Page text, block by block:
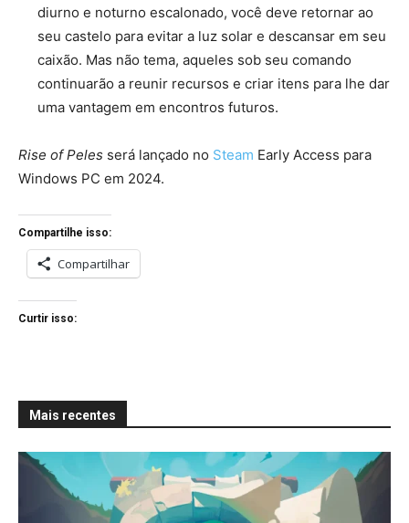
diurno e noturno escalonado, você deve retornar ao
seu castelo para evitar a luz solar e descansar em seu
caixão. Mas não tema, aqueles sob seu comando
continuarão a reunir recursos e criar itens para lhe dar
uma vantagem em encontros futuros.
Rise of Peles será lançado no Steam Early Access para
Windows PC em 2024.
Compartilhe isso:
Compartilhar
Curtir isso:
Mais recentes